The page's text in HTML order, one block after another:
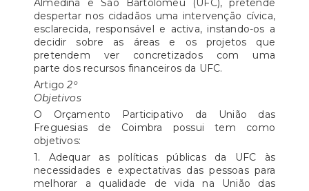
Almedina e São Bartolomeu (UFC), pretende
despertar nos cidadãos uma intervenção cívica,
esclarecida, responsável e activa, instando-os a
decidir sobre as áreas e os projetos que
pretendem ver concretizados com uma
parte dos recursos financeiros da UFC.
Artigo2º
Objetivos
O Orçamento Participativo da União das
Freguesias de Coimbra possui tem como
objetivos:
1. Adequar as políticas públicas da UFC às
necessidades e expectativas das pessoas para
melhorar a qualidade de vida na União das